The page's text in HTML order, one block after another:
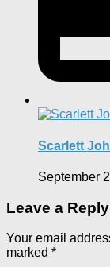
Scarlett
September
Leave a Reply
Your email
marked *